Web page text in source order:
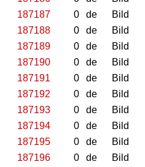
187187
0 de Bild
187188
0 de Bild
187189
0 de Bild
187190
0 de Bild
187191
0 de Bild
187192
0 de Bild
187193
0 de Bild
187194
0 de Bild
187195
0 de Bild
187196
0 de Bild